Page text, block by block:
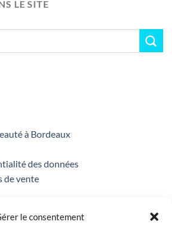
le consentement
LE SITE
à Bordeaux
des données
de vente